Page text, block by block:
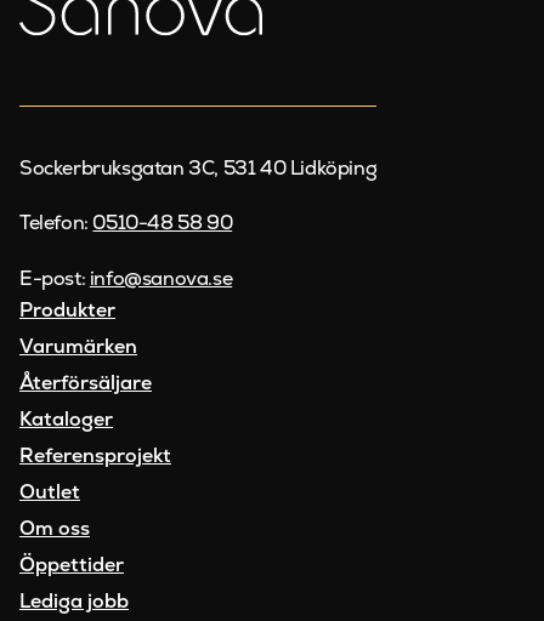
Sockerbruksgatan 3C, 531 40 Lidköping
Telefon: 0510-48 58 90
E-post: info@sanova.se
Produkter
Varumärken
Återförsäljare
Kataloger
Referensprojekt
Outlet
Om oss
Öppettider
Lediga jobb